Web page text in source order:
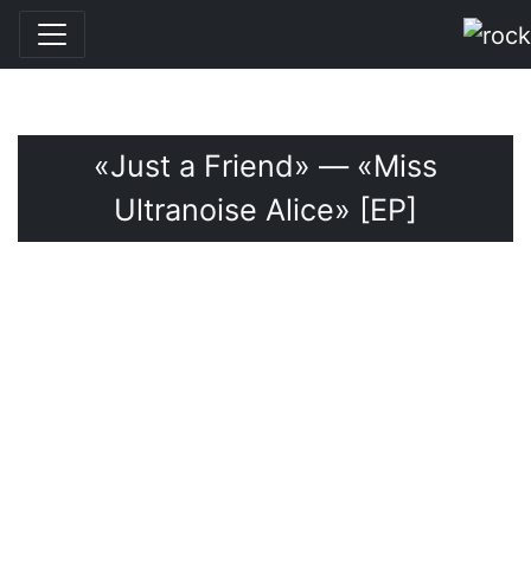
«Just a Friend» — «Miss
Ultranoise Alice» [EP]